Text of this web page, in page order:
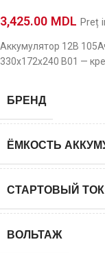
3,425.00 MDL Preț
Аккумулятор 12В
330x172x240 B01 —
БРЕНД
ЁМКОСТЬ
СТАРТОВЫЙ
ВОЛЬТАЖ